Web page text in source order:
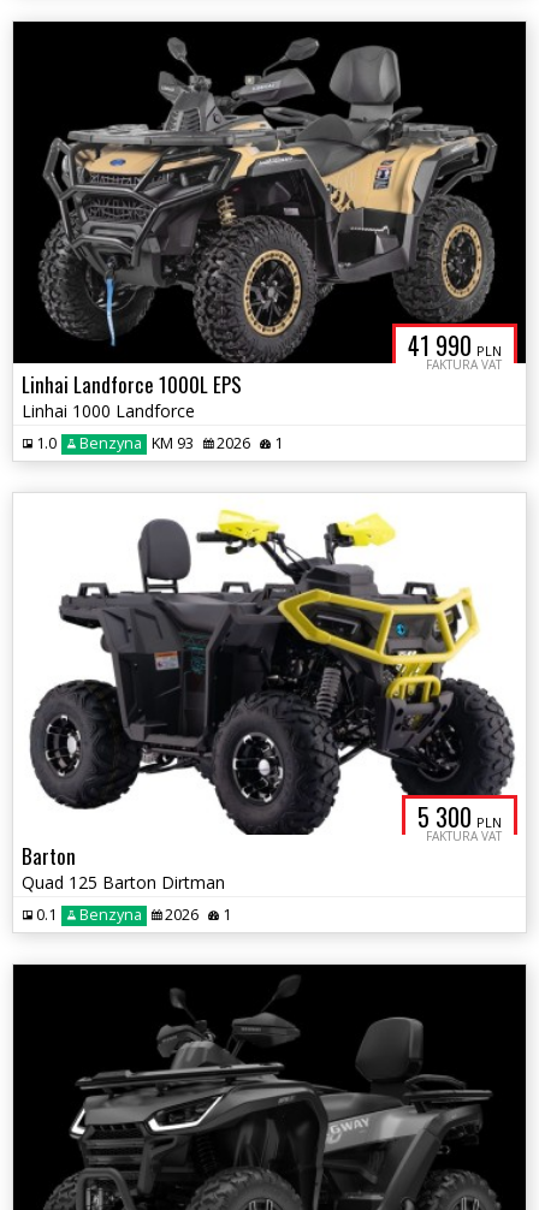
41 990 PLN
FAKTURA VAT
Linhai Landforce 1000L EPS
Linhai 1000 Landforce
1.0 Benzyna KM 93 2026 1
5 300 PLN
FAKTURA VAT
Barton
Quad 125 Barton Dirtman
0.1 Benzyna 2026 1